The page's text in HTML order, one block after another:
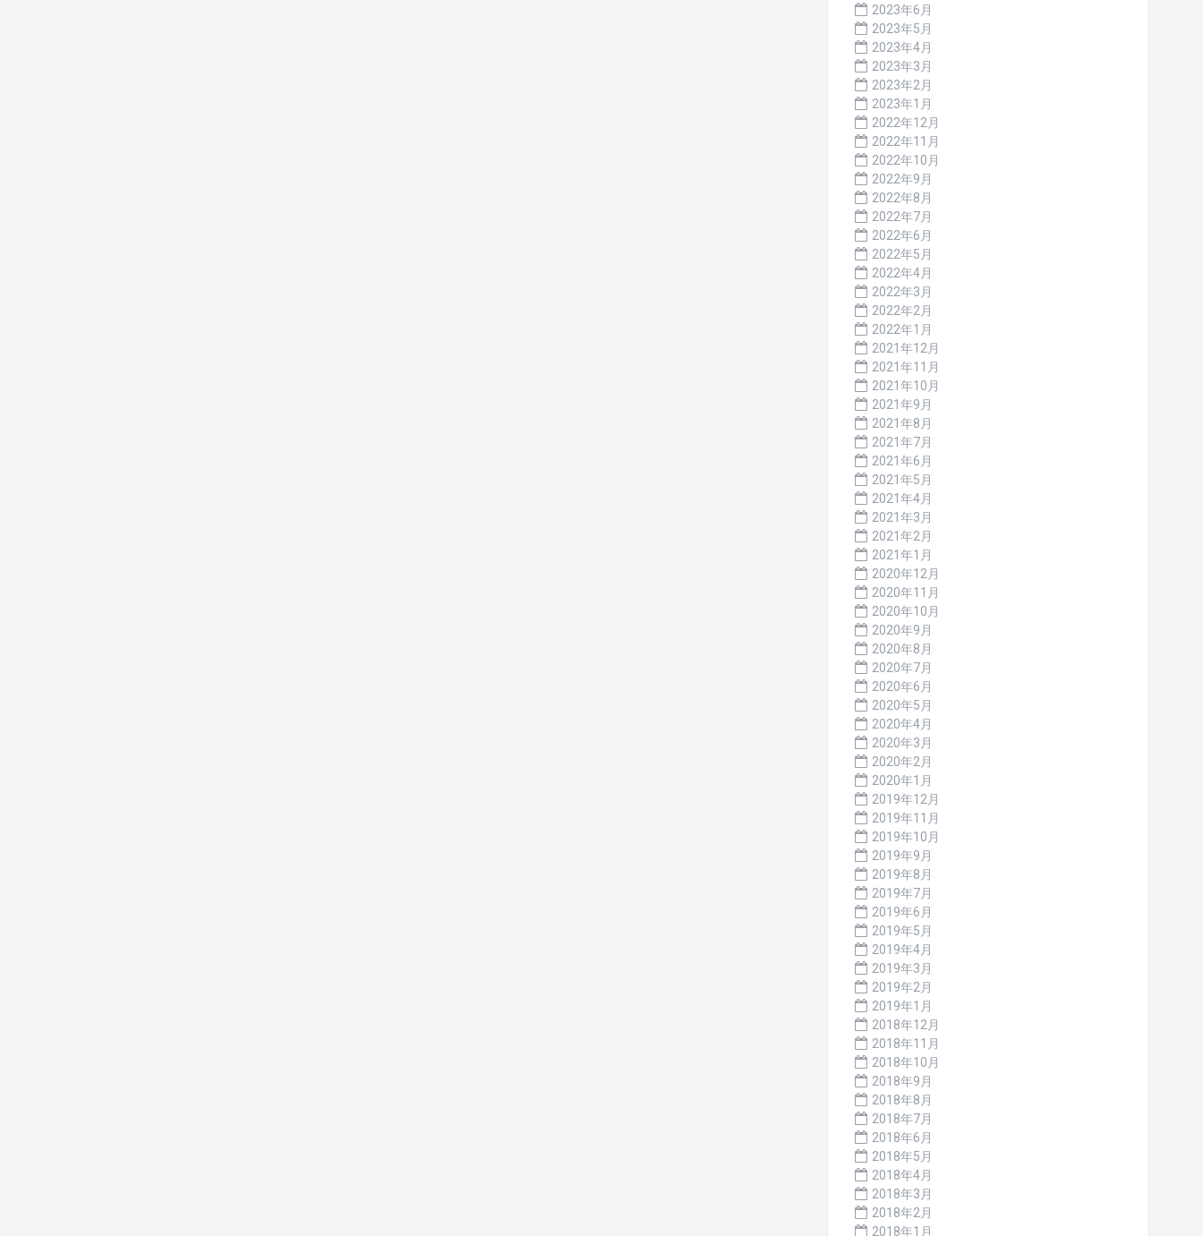
2023年6月
2023年5月
2023年4月
2023年3月
2023年2月
2023年1月
2022年12月
2022年11月
2022年10月
2022年9月
2022年8月
2022年7月
2022年6月
2022年5月
2022年4月
2022年3月
2022年2月
2022年1月
2021年12月
2021年11月
2021年10月
2021年9月
2021年8月
2021年7月
2021年6月
2021年5月
2021年4月
2021年3月
2021年2月
2021年1月
2020年12月
2020年11月
2020年10月
2020年9月
2020年8月
2020年7月
2020年6月
2020年5月
2020年4月
2020年3月
2020年2月
2020年1月
2019年12月
2019年11月
2019年10月
2019年9月
2019年8月
2019年7月
2019年6月
2019年5月
2019年4月
2019年3月
2019年2月
2019年1月
2018年12月
2018年11月
2018年10月
2018年9月
2018年8月
2018年7月
2018年6月
2018年5月
2018年4月
2018年3月
2018年2月
2018年1月